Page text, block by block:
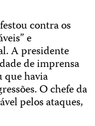
contra os
e
A presidente
de imprensa
que havia
O chefe da
pelos ataques,